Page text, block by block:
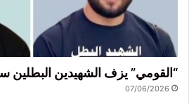
“القومي” يزف الشهيدين البطلين
07/06/2026